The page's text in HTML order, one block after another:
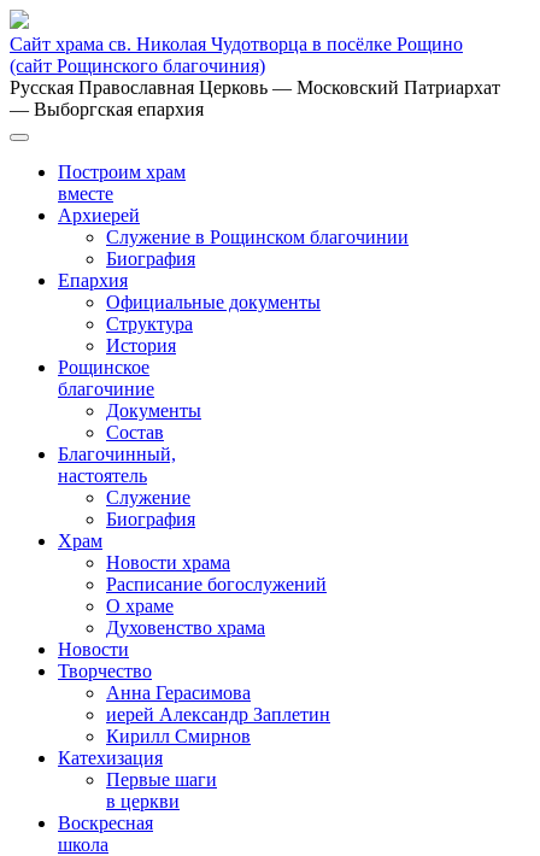
Сайт храма св. Николая Чудотворца в посёлке Рощино
(сайт Рощинского благочиния)
Русская Православная Церковь — Московский Патриархат
— Выборгская епархия
Построим храм
вместе
Архиерей
Служение в Рощинском благочинии
Биография
Епархия
Официальные документы
Структура
История
Рощинское
благочиние
Документы
Состав
Благочинный,
настоятель
Служение
Биография
Храм
Новости храма
Расписание богослужений
О храме
Духовенство храма
Новости
Творчество
Анна Герасимова
иерей Александр Заплетин
Кирилл Смирнов
Катехизация
Первые шаги
в церкви
Воскресная
школа